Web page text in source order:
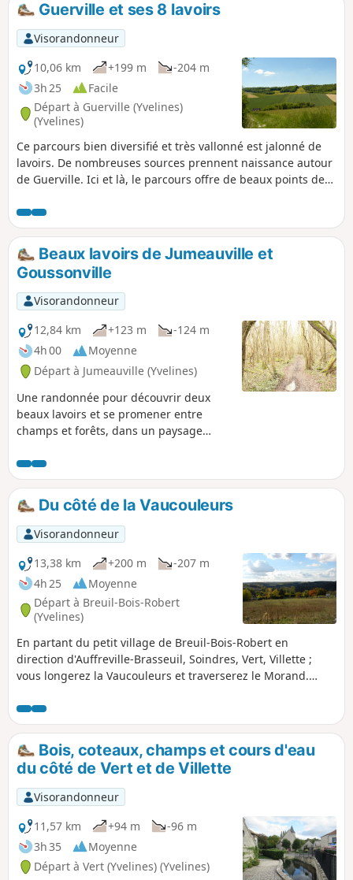
Guerville et ses 8 lavoirs
Visorandonneur
10,06 km
+199 m
-204 m
3h 25
Facile
Départ à Guerville (Yvelines)
(Yvelines)
Ce parcours bien diversifié et très vallonné est jalonné de
lavoirs. De nombreuses sources prennent naissance autour
de Guerville. Ici et là, le parcours offre de beaux points de
Beaux lavoirs de Jumeauville et
Goussonville
Visorandonneur
12,84 km
+123 m
-124 m
4h 00
Moyenne
Départ à Jumeauville (Yvelines)
Une randonnée pour découvrir deux
beaux lavoirs et se promener entre
champs et forêts, dans un paysage
Du côté de la Vaucouleurs
Visorandonneur
13,38 km
+200 m
-207 m
4h 25
Moyenne
Départ à Breuil-Bois-Robert
(Yvelines)
En partant du petit village de Breuil-Bois-Robert en
direction d'Auffreville-Brasseuil, Soindres, Vert, Villette ;
vous longerez la Vaucouleurs et traverserez le Morand.
d'apprécier également de beaux panoramas.
Bois, coteaux, champs et cours d'eau
du côté de Vert et de Villette
Visorandonneur
11,57 km
+94 m
-96 m
3h 35
Moyenne
Départ à Vert (Yvelines) (Yvelines)